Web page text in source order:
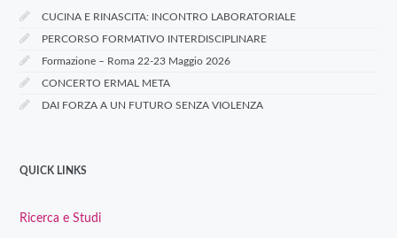
CUCINA E RINASCITA: INCONTRO LABORATORIALE
PERCORSO FORMATIVO INTERDISCIPLINARE
Formazione – Roma 22-23 Maggio 2026
CONCERTO ERMAL META
DAI FORZA A UN FUTURO SENZA VIOLENZA
QUICK LINKS
Ricerca e Studi